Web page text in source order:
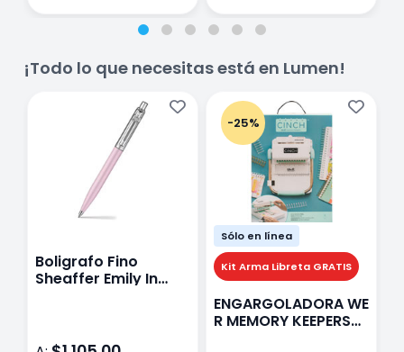
¡Todo lo que necesitas está en Lumen!
Boligrafo Fino
Sheaffer Emily In
-25%
Sólo en línea
Kit Arma Libreta GRATIS
ENGARGOLADORA WE
R MEMORY KEEPERS